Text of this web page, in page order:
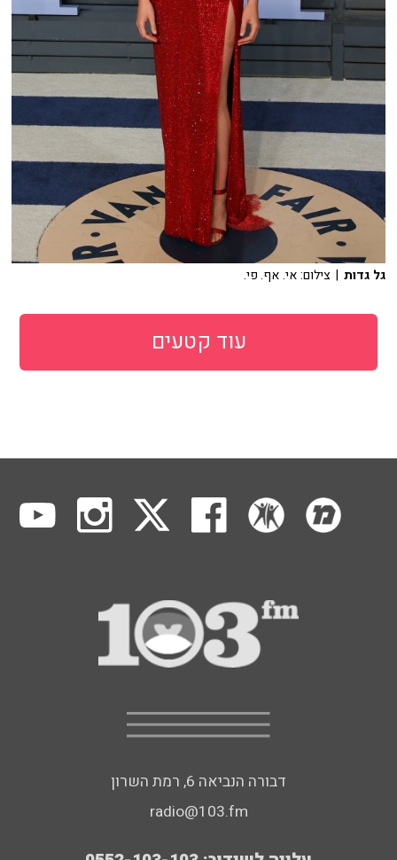
גל גדות | צילום: אי. אף. פי.
עוד קטעים
דבורה הנביאה 6, רמת השרון
radio@103.fm